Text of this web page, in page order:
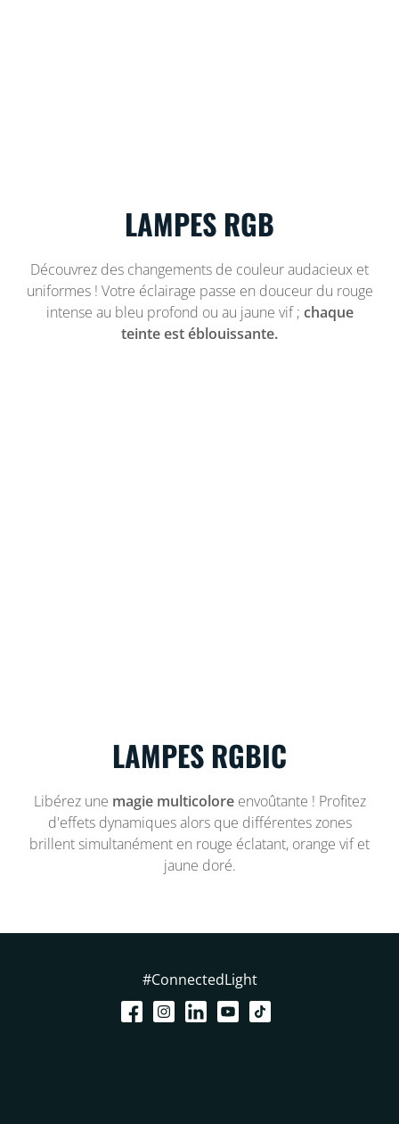
LAMPES RGB
Découvrez des changements de couleur audacieux et
uniformes ! Votre éclairage passe en douceur du rouge
intense au bleu profond ou au jaune vif ; chaque
teinte est éblouissante.
LAMPES RGBIC
Libérez une magie multicoloreenvoûtante ! Profitez
d'effets dynamiques alors que différentes zones
brillent simultanément en rouge éclatant, orange vif et
jaune doré.
#ConnectedLight